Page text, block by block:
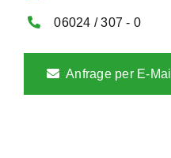
06024 / 307 - 0
Anfrage per E-Mail